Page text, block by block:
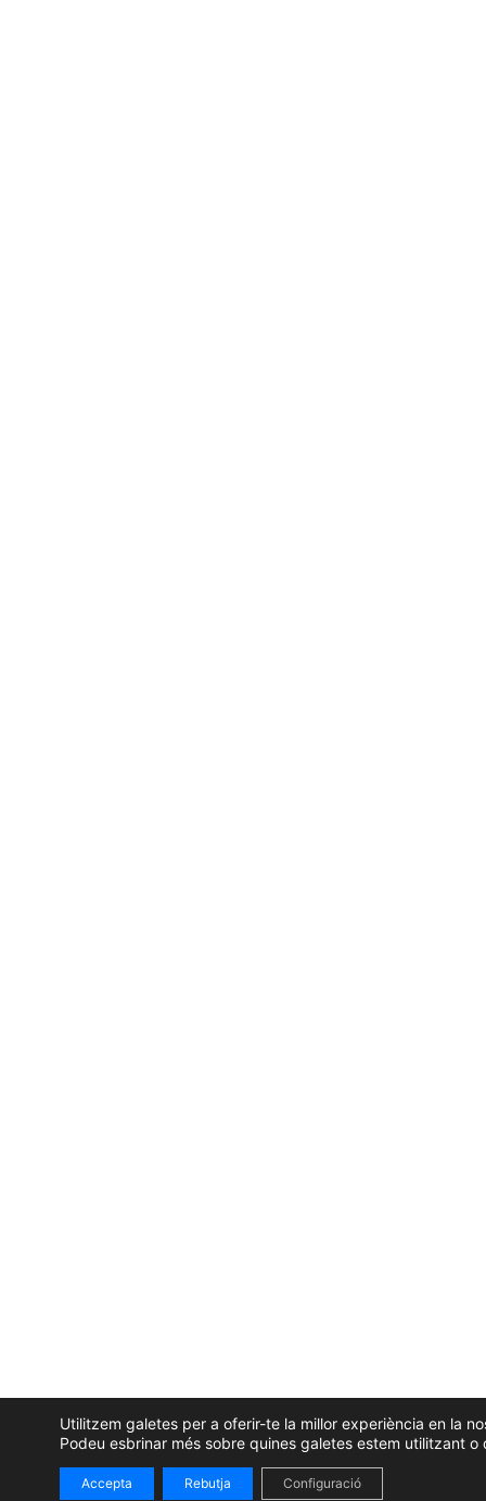
Utilitzem galetes per a oferir-te la millor experiència en la
Podeu esbrinar més sobre quines galetes estem utilitzant
Accepta Rebutja Configuració